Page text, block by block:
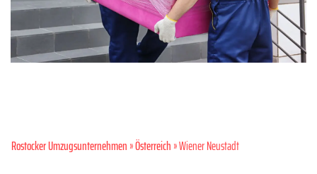
Rostocker Umzugsunternehmen»Österreich» Wiener Neustadt